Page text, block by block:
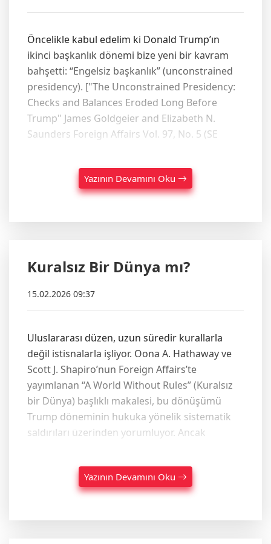
Öncelikle kabul edelim ki Donald Trump’ın
ikinci başkanlık dönemi bize yeni bir kavram
bahşetti: “Engelsiz başkanlık” (unconstrained
presidency). ["The Unconstrained Presidency:
Checks and Balances Eroded Long Before
Trump" James Goldgeier and Elizabeth N.
Saunders Foreign Affairs Vol. 97, No. 5 (SE
Yazının Devamını Oku
Kuralsız Bir Dünya mı?
15.02.2026 09:37
Uluslararası düzen, uzun süredir kurallarla
değil istisnalarla işliyor. Oona A. Hathaway ve
Scott J. Shapiro’nun Foreign Affairs’te
yayımlanan “A World Without Rules” (Kuralsız
bir Dünya) başlıklı makalesi, bu dönüşümü
Trump döneminin hukuka yönelik sistematik
saldırıları üzerinden yorumluyor. Ancak
Yazının Devamını Oku